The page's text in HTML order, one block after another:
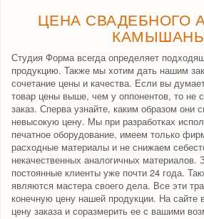
ЦЕНА СВАДЕБНОГО
Студия Форма всегда определяет
продукцию. Также мы хотим дать нашим
сочетание цены и качества. Если вы
товар цены выше, чем у оппонентов, то не
заказ. Сперва узнайте, каким образом они
невысокую цену. Мы при разработках
печатное оборудование, имеем только
расходные материалы и не снижаем
некачественных аналогичных материалов.
постоянные клиенты уже почти 24 года.
являются мастера своего дела. Все эти
конечную цену нашей продукции. На сайте
цену заказа и соразмерить ее с вашими